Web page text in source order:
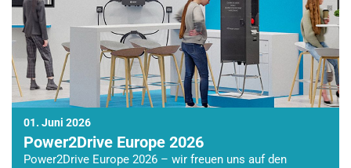
01. Juni 2026
Power2Drive Europe 2026
Power2Drive Europe 2026 – wir freuen uns auf den